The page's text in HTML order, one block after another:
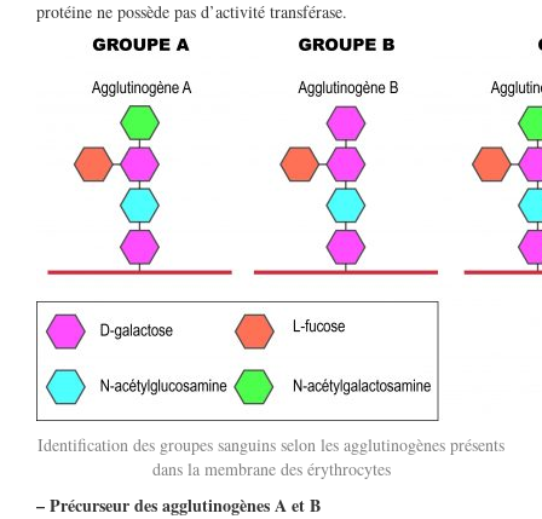
protéine ne possède pas d’activité transférase.
Identification des groupes sanguins selon les agglutinogènes présents
dans la membrane des érythrocytes
– Précurseur des agglutinogènes A et B